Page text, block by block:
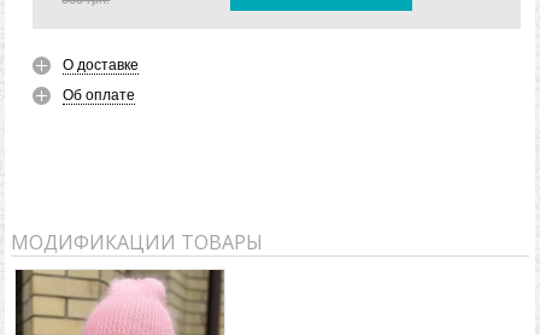
О доставке
Об оплате
МОДИФИКАЦИИ ТОВАРЫ